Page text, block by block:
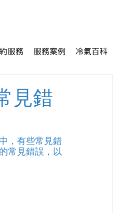
服務 服務案例 冷氣百科
見錯
，有些常見錯
常見錯誤，以